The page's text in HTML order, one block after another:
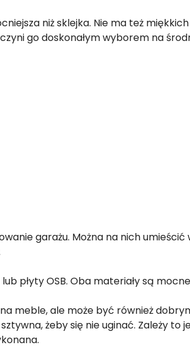
niż sklejka. Nie ma też
go doskonałym wyborem na
garażu. Można na nich umieścić
płyty OSB. Oba materiały są
meble, ale może być również
żeby się nie uginać. Zależy to